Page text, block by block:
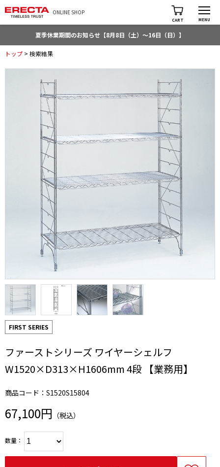
ONLINE SHOP
CART MENU
夏季休業期間のお知らせ【8月8日（土）～16日（日）】
トップ > 検索結果
FIRST SERIES
ファーストシリーズ ワイヤーシェルフ
W1520×D313×H1606mm 4段 【業務用】
商品コード：S1520S15804
67,100円 （税込）
数量：